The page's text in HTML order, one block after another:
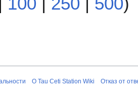
О Tau Ceti Station Wiki Отказ от